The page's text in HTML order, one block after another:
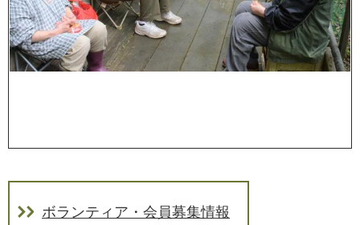
ボランティア・会員募集情報